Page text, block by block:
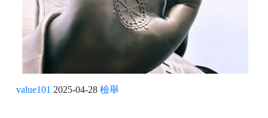
value101 2025-04-28 檢舉